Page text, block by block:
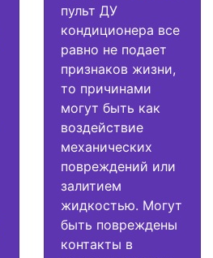
пульт ДУ
кондиционера все
равно не подает
признаков жизни,
то причинами
могут быть как
воздействие
механических
повреждений или
залитием
жидкостью. Могут
быть повреждены
контакты в